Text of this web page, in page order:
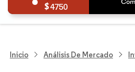
4750
Inicio Análisis De Mercado